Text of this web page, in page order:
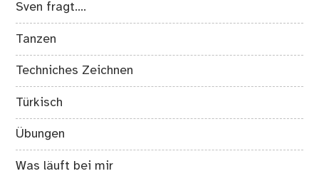
Sven fragt….
Tanzen
Techniches Zeichnen
Türkisch
Übungen
Was läuft bei mir